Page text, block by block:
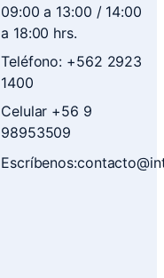
09:00 a 13:00 / 14:00
a 18:00 hrs.
Teléfono: +562 2923
1400
Celular +56 9
98953509